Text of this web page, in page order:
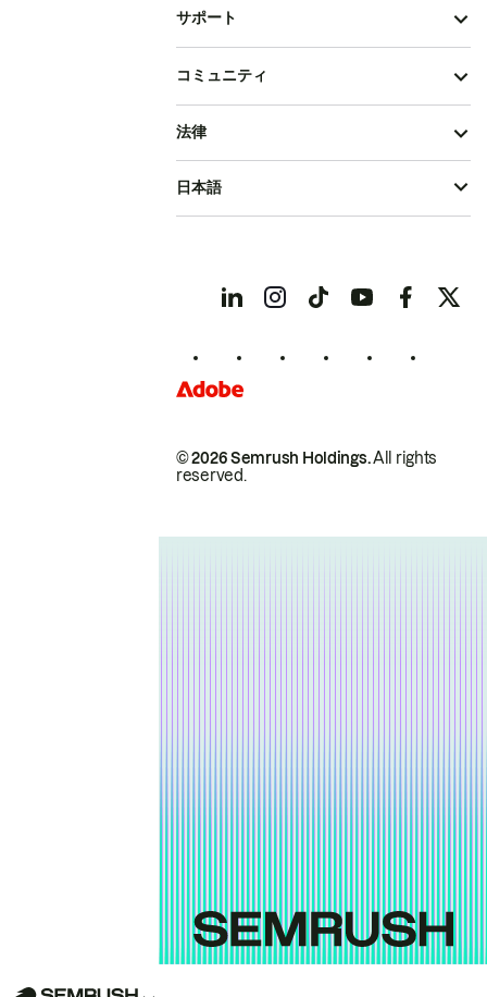
サポート
コミュニティ
© 2026 Semrush Holdings.All rights
reserved.
法律
日本語